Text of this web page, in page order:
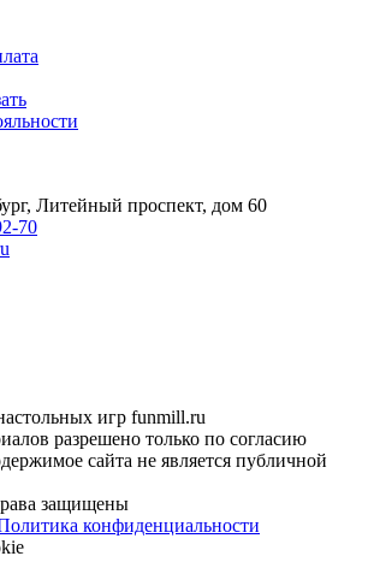
Литейный проспект, дом 60
70
игр funmill.ru
разрешено только по согласию
сайта не является публичной
защищены
конфиденциальности